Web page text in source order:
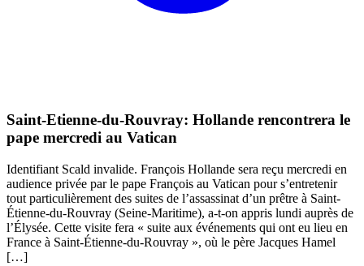
Saint-Etienne-du-Rouvray: Hollande rencontrera le
pape mercredi au Vatican
Identifiant Scald invalide. François Hollande sera reçu mercredi en
audience privée par le pape François au Vatican pour s’entretenir
tout particulièrement des suites de l’assassinat d’un prêtre à Saint-
Étienne-du-Rouvray (Seine-Maritime), a-t-on appris lundi auprès de
l’Élysée. Cette visite fera « suite aux événements qui ont eu lieu en
France à Saint-Étienne-du-Rouvray », où le père Jacques Hamel
[…]